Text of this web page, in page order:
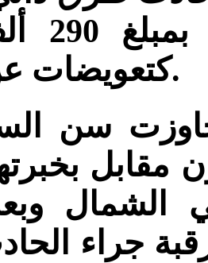
شركة
كتعويضات عن الحادث.
سن
مقابل
وبعد
جراء